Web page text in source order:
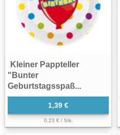
Kleiner Pappteller
"Bunter
Geburtstagsspaß...
1,39 €
0,23 € / Stk.